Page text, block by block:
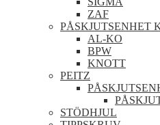
ZAF
PÅSKJUTSENHET
AL-KO
BPW
KNOTT
PEITZ
STÖDHJUL